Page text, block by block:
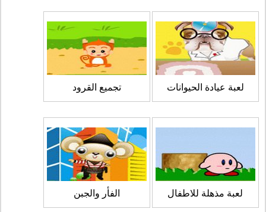
لعبة عيادة الحيوانات تجميع القرود
لعبة مذهلة للاطفال الفأر والجبن